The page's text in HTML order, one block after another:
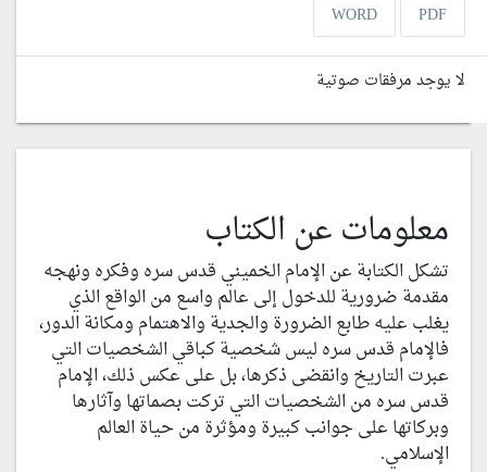
PDF
WORD
لا يوجد مرفقات صوتية
معلومات عن الكتاب
تشكل الكتابة عن الإمام الخميني قدس سره وفكره ونهجه
مقدمة ضرورية للدخول إلى عالم واسع من الواقع الذي
يغلب عليه طابع الضرورة والجدية والاهتمام ومكانة الدور،
فالإمام قدس سره ليس شخصية كباقي الشخصيات التي
عبرت التاريخ وانقضى ذكرها، بل على عكس ذلك، الإمام
قدس سره من الشخصيات التي تركت بصماتها وآثارها
وبركاتها على جوانب كبيرة ومؤثرة من حياة العالم
الإسلامي.